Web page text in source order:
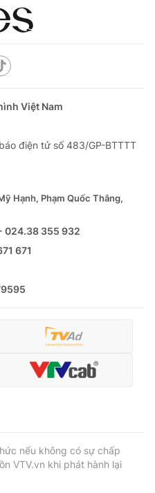
Việt Nam
điện tử số 483/GP-BTTTT
Hạnh, Phạm Quốc Thắng,
024.38 355 932
671
nếu không có sự chấp
VTV.vn khi phát hành lại